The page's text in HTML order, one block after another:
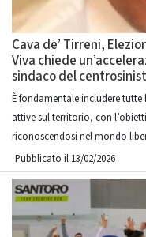
Cava de’ Tirreni,
Viva chiede
sindaco del
È fondamentale includere tutte
attive sul territorio, con
riconoscendosi nel mondo
Pubblicato il 13/02/2026